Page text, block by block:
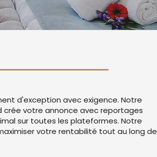
d'exception avec exigence. Notre
crée votre annonce avec reportages
sur toutes les plateformes. Notre
votre rentabilité tout au long de